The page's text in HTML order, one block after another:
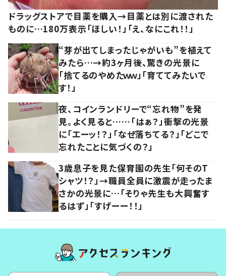
ドラッグストアで目薬を購入→目薬とは別に渡された
ものに…180万表示「ほしい！」「え、なにこれ！！」
“芽が出てしまったじゃがいも”を植えて
みたら…→約3ヶ月後、驚きの光景に
「捨てるのやめたｗｗ」「育ててみたいで
す！」
夜、コインランドリーで“忘れ物”を発
見。よく見ると……「はぁ？」衝撃の光景
に「エーッ！？」「なぜ落ちてる？」「どこで
忘れたことに気づくの？」
3歳息子を見た保育園の先生「何そのT
シャツ！？」→職員全員に激震が走ったま
さかの光景に…「そりゃ先生も大興奮す
るはず」「すげーー！！」